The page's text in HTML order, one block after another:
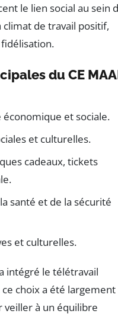
le lien social au sein
de travail positif,
du CE
et sociale.
et culturelles.
cadeaux, tickets
santé et de la sécurité
et culturelles.
intégré le télétravail
choix a été largement
veiller à un équilibre